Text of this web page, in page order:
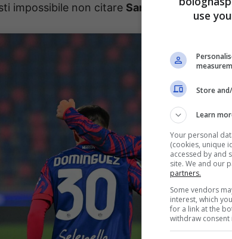
impossibile non citare Santiago Castroe
use
Store
Learn
Your personal
(cookies, unique
accessed by and
site. We and our
partners.
Some vendors
interest, which
for a link at the
withdraw consent